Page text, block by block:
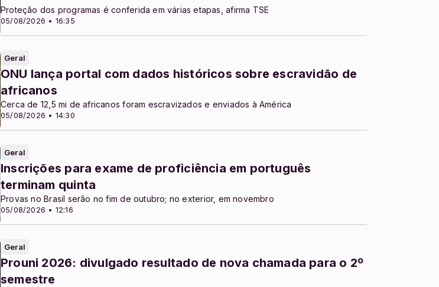
05/08/2026 • 16:35
Proteção dos programas é conferida em várias etapas, afirma TSE
Geral
05/08/2026 • 14:30
ONU lança portal com dados históricos sobre escravidão de
africanos
Cerca de 12,5 mi de africanos foram escravizados e enviados à América
Geral
05/08/2026 • 12:16
Inscrições para exame de proficiência em português
terminam quinta
Provas no Brasil serão no fim de outubro; no exterior, em novembro
Geral
Prouni 2026: divulgado resultado de nova chamada para o 2º
semestre